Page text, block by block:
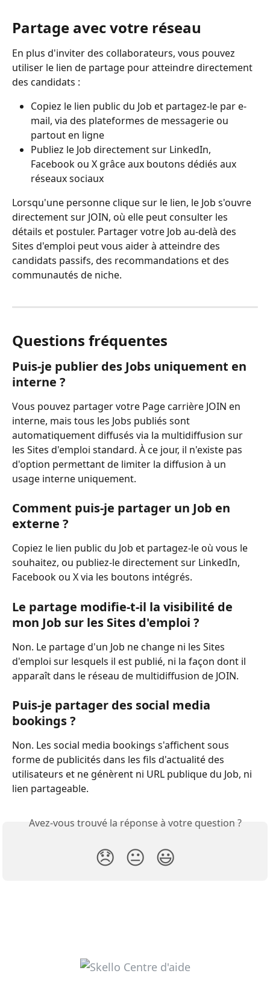
Partage avec votre réseau
En plus d'inviter des collaborateurs, vous pouvez
utiliser le lien de partage pour atteindre directement
des candidats :
Copiez le lien public du Job et partagez-le par e-
mail, via des plateformes de messagerie ou
partout en ligne
Publiez le Job directement sur LinkedIn,
Facebook ou X grâce aux boutons dédiés aux
réseaux sociaux
Lorsqu'une personne clique sur le lien, le Job s'ouvre
directement sur JOIN, où elle peut consulter les
détails et postuler. Partager votre Job au-delà des
Sites d'emploi peut vous aider à atteindre des
candidats passifs, des recommandations et des
communautés de niche.
Questions fréquentes
Puis-je publier des Jobs uniquement en
interne ?
Vous pouvez partager votre Page carrière JOIN en
interne, mais tous les Jobs publiés sont
automatiquement diffusés via la multidiffusion sur
les Sites d'emploi standard. À ce jour, il n'existe pas
d'option permettant de limiter la diffusion à un
usage interne uniquement.
Comment puis-je partager un Job en
externe ?
Copiez le lien public du Job et partagez-le où vous le
souhaitez, ou publiez-le directement sur LinkedIn,
Facebook ou X via les boutons intégrés.
Le partage modifie-t-il la visibilité de
mon Job sur les Sites d'emploi ?
Non. Le partage d'un Job ne change ni les Sites
d'emploi sur lesquels il est publié, ni la façon dont il
apparaît dans le réseau de multidiffusion de JOIN.
Puis-je partager des social media
bookings ?
Non. Les social media bookings s'affichent sous
forme de publicités dans les fils d'actualité des
utilisateurs et ne génèrent ni URL publique du Job, ni
lien partageable.
Avez-vous trouvé la réponse à votre question ?
😞 😐 😃